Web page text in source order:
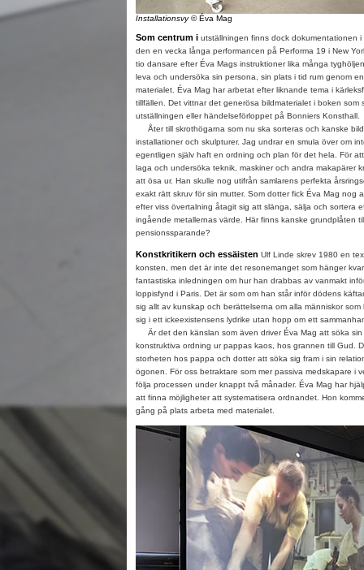
Installationsvy© Éva Mag
Som centrum iutställningen finns dock dokumentationen i
den en vecka långa performancen på Performa 19 i New
tio dansare efter Éva Mags instruktioner lika många
leva och undersöka sin persona, sin plats i tid rum genom
materialet. Éva Mag har arbetat efter liknande tema i
tillfällen. Det vittnar det generösa bildmaterialet i boken som
utställningen eller händelseförloppet på Bonniers Konsthall.
Åter till skrothögarna som nu ska sorteras och kanske
installationer och skulpturer. Jag undrar en smula över om
egentligen själv haft en ordning och plan för det hela. För
laga och undersöka teknik, maskiner och andra makapärer
att ösa ur. Han skulle nog utifrån samlarens perfekta
exakt rätt skruv för sin mutter. Som dotter fick Éva Mag nog
efter viss övertalning åtagit sig att slänga, sälja och sortera
ingående metallernas värde. Här finns kanske grundplåten
pensionssparande?
Konstkritikern och essäisten Ulf Linde skrev 1980 en
konsten, men det är inte det resonemanget som hänger
fantastiska inledningen om hur han drabbas av vanmakt
loppisfynd i Paris. Det är som om han står inför dödens
sig allt av kunskap och berättelserna om alla människor
sig i ett ickeexistensens lydrike utan hopp om ett
Är det den känslan som även driver Éva Mag att söka sin
konstruktiva ordning ur pappas kaos, hos grannen till Gud.
storheten hos pappa och dotter att söka sig fram i sin
ögonen. För oss betraktare som mer passiva medskapare i
följa processen under knappt två månader. Éva Mag har
att finna möjligheter att systematisera ordnandet. Hon
gång på plats arbeta med materialet.